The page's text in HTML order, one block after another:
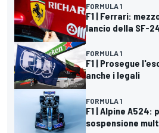
FORMULA 1
F1 | Ferrari:
lancio della SF-
FORMULA 1
F1 | Prosegue
anche i legali
FORMULA 1
F1 | Alpine A524:
sospensione